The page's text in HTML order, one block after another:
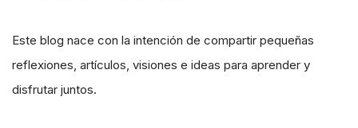
Este blog nace con la intención de compartir pequeñas
reflexiones, artículos, visiones e ideas para aprender y
disfrutar juntos.